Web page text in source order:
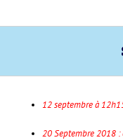
12 septembre à
20 Septembre 2018